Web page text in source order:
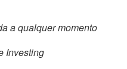
a qualquer momento
Investing